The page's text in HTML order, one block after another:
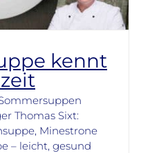
kennt
Thomas Sixt:
Minestrone
– leicht, gesund